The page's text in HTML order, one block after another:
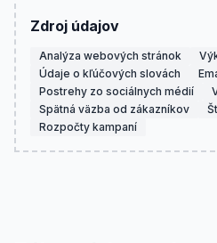
Zdroj údajov
Analýza webových stránok
Údaje o kľúčových slovách
Postrehy zo sociálnych médií
Spätná väzba od zákazníkov
Rozpočty kampaní